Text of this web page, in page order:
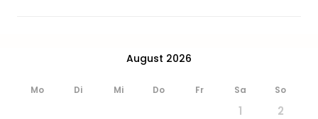
August 2026
Mo Di Mi Do Fr Sa So
1
2